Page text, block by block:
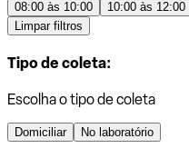
08:00 às 10:00 10:00 às 12:00
Limpar filtros
Tipo de coleta:
Escolha o tipo de coleta
Domiciliar No laboratório